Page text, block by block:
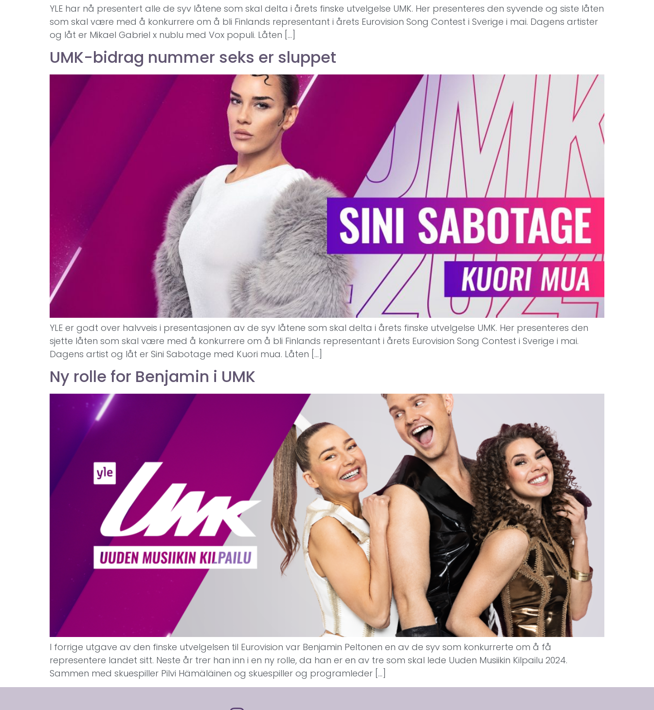
YLE har nå presentert alle de syv låtene som skal delta i årets finske utvelgelse UMK. Her presenteres den syvende og siste låten
som skal være med å konkurrere om å bli Finlands representant i årets Eurovision Song Contest i Sverige i mai. Dagens artister
og låt er Mikael Gabriel x nublu med Vox populi. Låten […]
UMK-bidrag nummer seks er sluppet
YLE er godt over halvveis i presentasjonen av de syv låtene som skal delta i årets finske utvelgelse UMK. Her presenteres den
sjette låten som skal være med å konkurrere om å bli Finlands representant i årets Eurovision Song Contest i Sverige i mai.
Dagens artist og låt er Sini Sabotage med Kuori mua. Låten […]
Ny rolle for Benjamin i UMK
I forrige utgave av den finske utvelgelsen til Eurovision var Benjamin Peltonen en av de syv som konkurrerte om å få
representere landet sitt. Neste år trer han inn i en ny rolle, da han er en av tre som skal lede Uuden Musiikin Kilpailu 2024.
Sammen med skuespiller Pilvi Hämäläinen og skuespiller og programleder […]